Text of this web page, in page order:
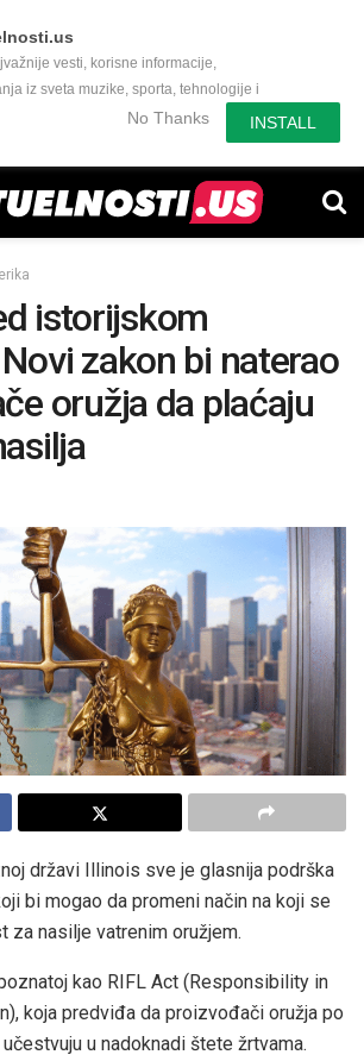
vesti, korisne informacije,
iz sveta muzike, sporta, tehnologije i
toga zanimljivog.No Thanks INSTALL
istorijskom
zakon bi naterao
oružja da plaćaju
državi Illinois sve je glasnija podrška
bi mogao da promeni način na koji se
za nasilje vatrenim oružjem.
kao RIFL Act (Responsibility in
koja predviđa da proizvođači oružja po
u nadoknadi štete žrtvama.